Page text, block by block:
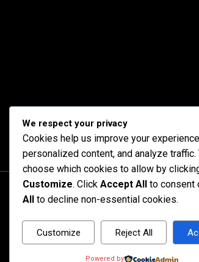
We respect your privacy
Cookies help us improve your
personalized content, and analyze traffic.
choose which cookies to allow by
Customize. Click Accept All to consent
All
to decline non-essential cookies.
Customize Reject All
Powered by